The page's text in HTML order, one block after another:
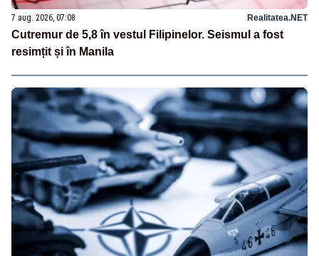
7 aug. 2026, 07:08 Realitatea.NET
Cutremur de 5,8 în vestul Filipinelor. Seismul a fost
resimțit și în Manila